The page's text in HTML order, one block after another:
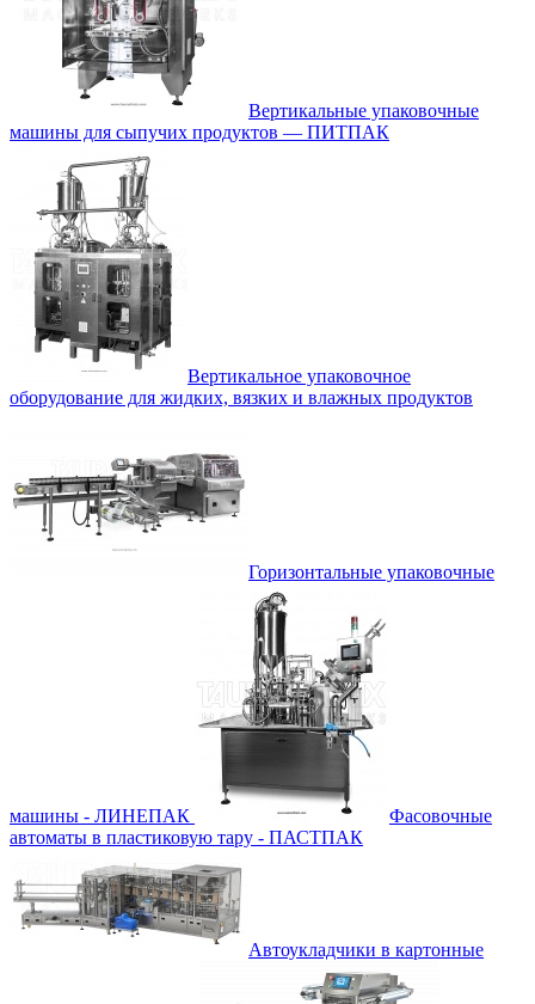
Вертикальные упаковочные
машины для сыпучих продуктов — ПИТПАК
Вертикальное упаковочное
оборудование для жидких, вязких и влажных продуктов
Горизонтальные упаковочные
машины - ЛИНЕПАК
Фасовочные
автоматы в пластиковую тару - ПАСТПАК
Автоукладчики в картонные